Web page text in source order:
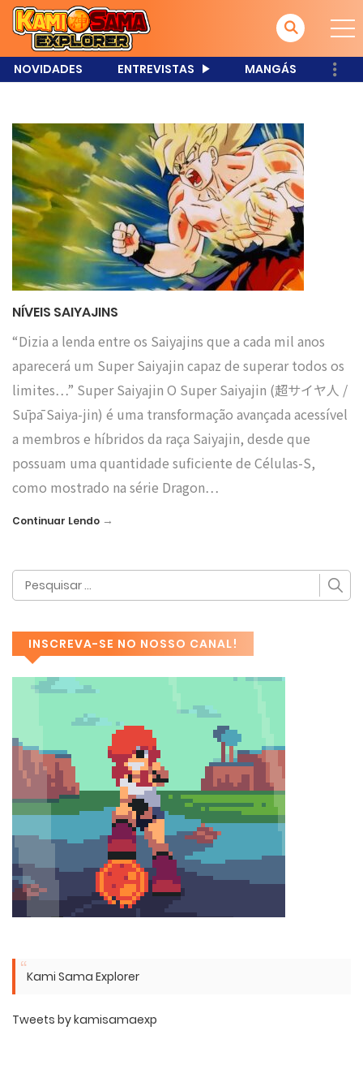
NOVIDADES ENTREVISTAS MANGÁS
NÍVEIS SAIYAJINS
“Dizia a lenda entre os Saiyajins que a cada mil anos
aparecerá um Super Saiyajin capaz de superar todos os
limites…” Super Saiyajin O Super Saiyajin (超サイヤ人 /
Sūpā Saiya-jin) é uma transformação avançada acessível
a membros e híbridos da raça Saiyajin, desde que
possuam uma quantidade suficiente de Células-S,
como mostrado na série Dragon…
Continuar Lendo →
INSCREVA-SE NO NOSSO CANAL!
Kami Sama Explorer
Tweets by kamisamaexp